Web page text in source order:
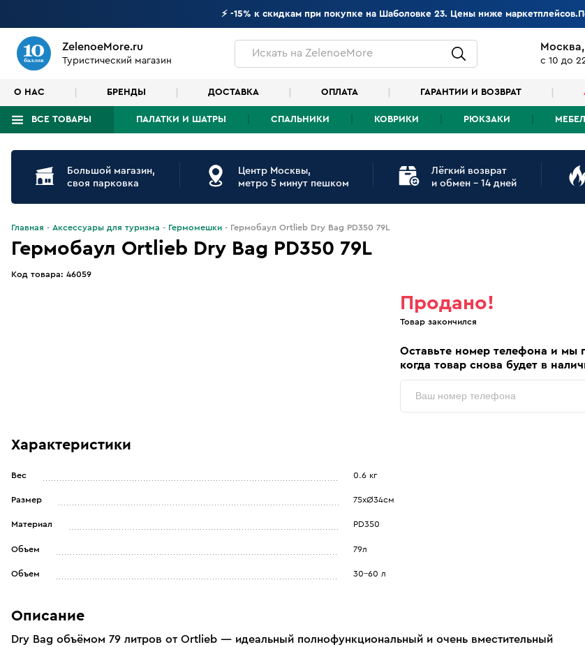
⚡ -15% к скидкам при покупке на Шаболовке 23. Цены ниже
ZelenoeMore.ru
Туристический магазин
Искатьна ZelenoeMore
с 10 до
О НАС БРЕНДЫ ДОСТАВКА ОПЛАТА ГАРАНТИИ И ВОЗВРАТ
ВСЕ ТОВАРЫ ПАЛАТКИ И ШАТРЫ СПАЛЬНИКИ КОВРИКИ РЮКЗАКИ
Что будем искать?
Большой магазин,
своя парковка
Центр Москвы,
метро 5 минут пешком
Лёгкий возврат
и обмен - 14 дней
Главная Аксессуары для туризма Гермомешки Гермобаул Ortlieb Dry Bag PD350 79L
Гермобаул Ortlieb Dry Bag PD350 79L
Код товара: 46059
Продано!
Товар закончился
Оставьте номер телефона и мы
когда товар снова будет в
Характеристики
Вес 0.6 кг
Размер 75xØ34см
Материал PD350
Объем 79л
Объем 30-60 л
Описание
Dry Bag объёмом 79 литров от Ortlieb — идеальный полнофункциональный и очень вместительный